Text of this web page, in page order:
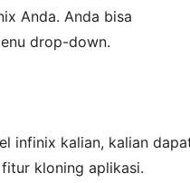
Anda. Anda bisa
drop-down.
infinix kalian, kalian
kloning aplikasi.